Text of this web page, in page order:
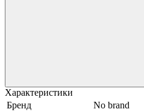
Характеристики
Бренд
No brand